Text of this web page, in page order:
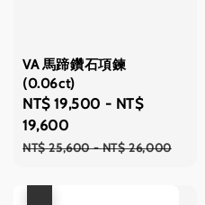
VA 馬蹄鑽石項鍊
(0.06ct)
Sale
price
NT$ 19,500 - NT$
19,600
Regular
NT$ 25,600-NT$ 26,000